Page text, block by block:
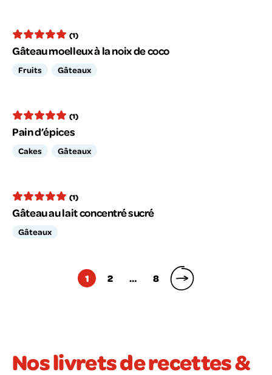
(1)
Gâteau moelleux à la noix de coco
Fruits Gâteaux
(1)
Pain d’épices
Cakes Gâteaux
(1)
Gâteau au lait concentré sucré
Gâteaux
Pagination
1 2 … 8
Nos livrets de recettes &